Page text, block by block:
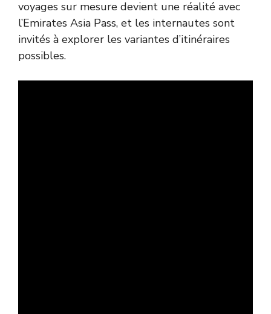
voyages sur mesure devient une réalité avec
l’Emirates Asia Pass, et les internautes sont
invités à explorer les variantes d’itinéraires
possibles.